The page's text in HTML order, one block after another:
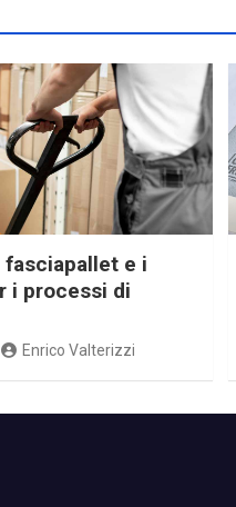
fasciapallet e i
i processi di
Enrico Valterizzi